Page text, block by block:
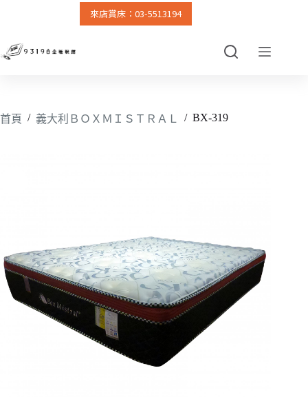
主
來店賞床：03-5513194
首頁 / 義大利ＢＯＸＭＩＳＴＲＡＬ / BX-319